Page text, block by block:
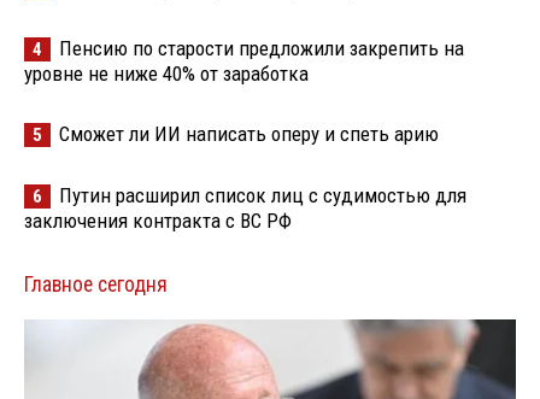
4
Пенсию по старости предложили закрепить на
уровне не ниже 40% от заработка
5 Сможет ли ИИ написать оперу и спеть арию
6
Путин расширил список лиц с судимостью для
заключения контракта с ВС РФ
Главное сегодня